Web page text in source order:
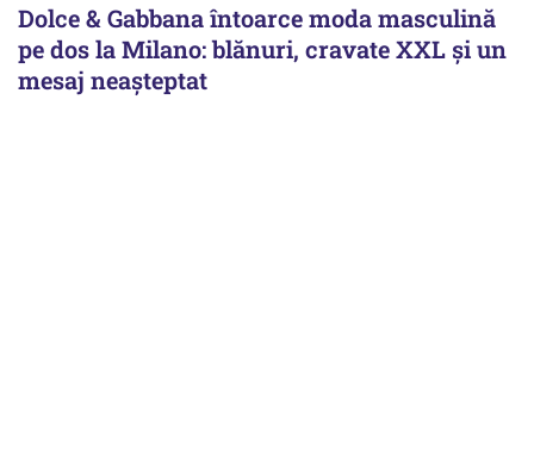
Dolce & Gabbana întoarce moda masculină
pe dos la Milano: blănuri, cravate XXL și un
mesaj neașteptat